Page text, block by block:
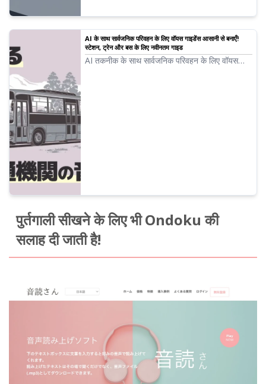
AI के साथ सार्वजनिक परिवहन के लिए वॉयस गाइडेंस आसानी से बनाएँ!
स्टेशन, ट्रेन और बस के लिए नवीनतम गाइड
AI तकनीक के साथ सार्वजनिक परिवहन के लिए वॉयस
पुर्तगाली सीखने के लिए भी Ondoku की
सलाह दी जाती है!